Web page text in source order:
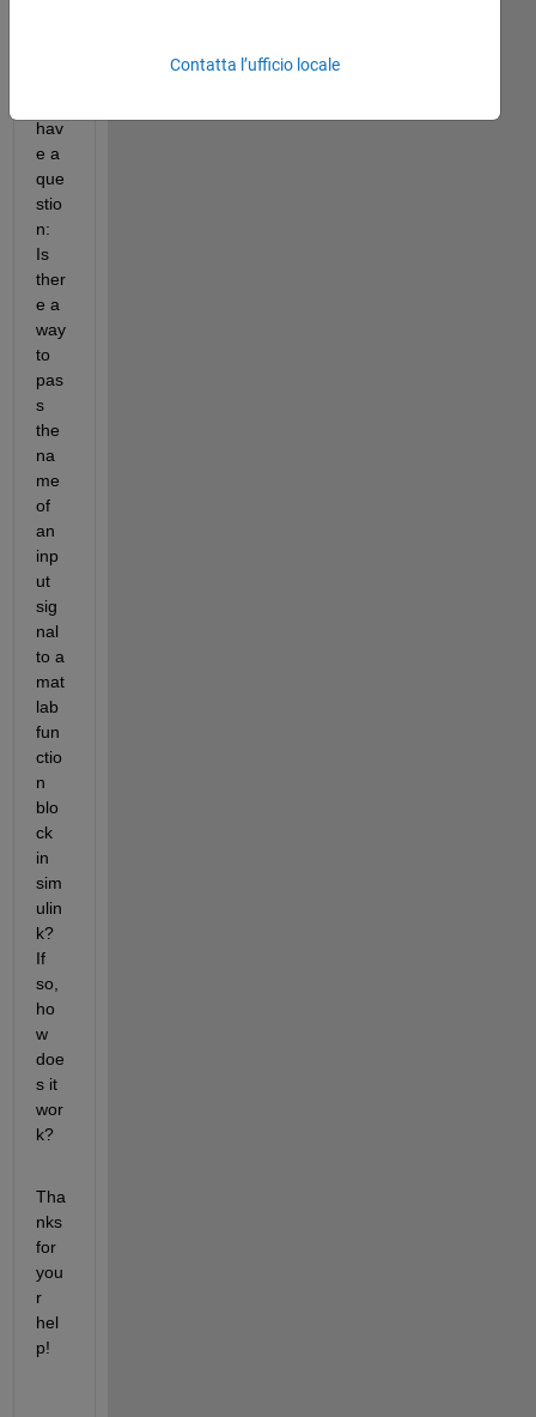
hav
e a
que
stio
n:
Is
ther
e a
way
to
pas
s
the
na
me
of
an
inp
ut
sig
nal
to a
mat
lab
fun
ctio
n
blo
ck
in
sim
ulin
k?
If
so,
ho
w
doe
s it
wor
k?
Tha
nks
for
you
r
hel
p!
Contatta l’ufficio locale